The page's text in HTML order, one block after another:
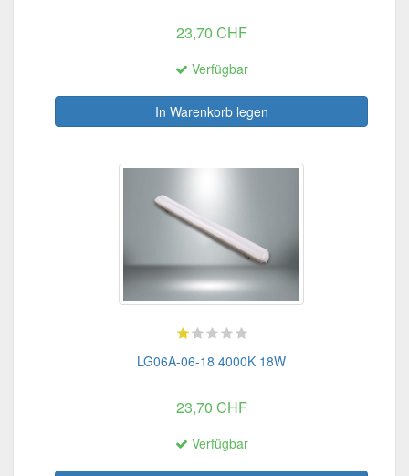
23,70 CHF
Verfügbar
In Warenkorb legen
LG06A-06-18 4000K 18W
23,70 CHF
Verfügbar